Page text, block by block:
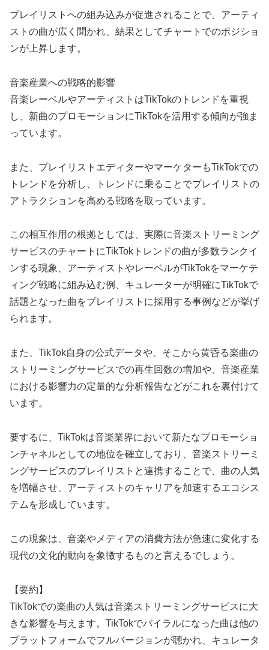
プレイリストへの組み込みが促進されることで、アーティ
ストの曲が広く聞かれ、結果としてチャートでのポジショ
ンが上昇します。
音楽産業への戦略的影響
音楽レーベルやアーティストはTikTokのトレンドを重視
し、新曲のプロモーションにTikTokを活用する傾向が強ま
っています。
また、プレイリストエディターやマーケターもTikTokでの
トレンドを分析し、トレンドに乗ることでプレイリストの
アトラクションを高める戦略を取っています。
この相互作用の根拠としては、実際に音楽ストリーミング
サービスのチャートにTikTokトレンドの曲が多数ランクイ
ンする現象、アーティストやレーベルがTikTokをマーケテ
ィング戦略に組み込む例、キュレーターが明確にTikTokで
話題となった曲をプレイリストに採用する事例などが挙げ
られます。
また、TikTok自身の公式データや、そこから黄昏る楽曲の
ストリーミングサービスでの再生回数の増加や、音楽産業
における影響力の定量的な分析報告などがこれを裏付けて
います。
要するに、TikTokは音楽業界において新たなプロモーショ
ンチャネルとしての地位を確立しており、音楽ストリーミ
ングサービスのプレイリストと連携することで、曲の人気
を増幅させ、アーティストのキャリアを加速するエコシス
テムを形成しています。
この現象は、音楽やメディアの消費方法が急速に変化する
現代の文化的動向を象徴するものと言えるでしょう。
【要約】
TikTokでの楽曲の人気は音楽ストリーミングサービスに大
きな影響を与えます。TikTokでバイラルになった曲は他の
プラットフォームでフルバージョンが聴かれ、キュレータ